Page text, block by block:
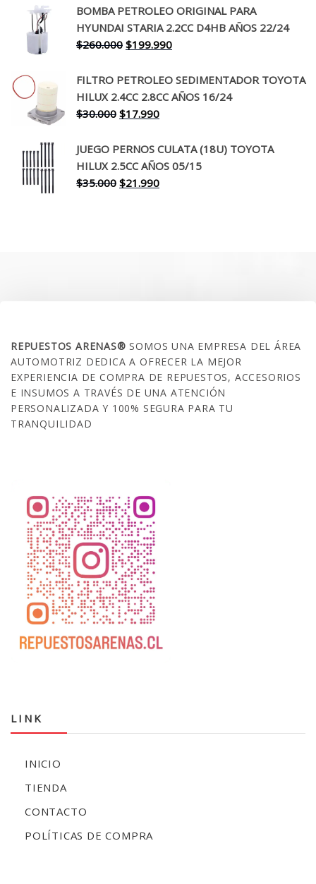
original
era:
$650.000.
actual
es:
$519.990.
BOMBA PETROLEO ORIGINAL PARA
HYUNDAI STARIA 2.2CC D4HB AÑOS 22/24
$260.000 El
original
era:
$260.000.
$199.990El
actual
es:
FILTRO PETROLEO SEDIMENTADOR TOYOTA
HILUX 2.4CC 2.8CC AÑOS 16/24
$30.000 El
original
era:
$30.000.
$17.990El
actual
es:
$17.990.
JUEGO PERNOS CULATA (18U) TOYOTA
HILUX 2.5CC AÑOS 05/15
$35.000 El
$21.990El
REPUESTOS ARENAS®SOMOS UNA EMPRESA DEL ÁREA
AUTOMOTRIZ DEDICA A OFRECER LA MEJOR
EXPERIENCIA DE COMPRA DE REPUESTOS, ACCESORIOS
E INSUMOS A TRAVÉS DE UNA ATENCIÓN
PERSONALIZADA Y 100% SEGURA PARA TU
TRANQUILIDAD
LINK
INICIO
TIENDA
CONTACTO
POLÍTICAS DE COMPRA